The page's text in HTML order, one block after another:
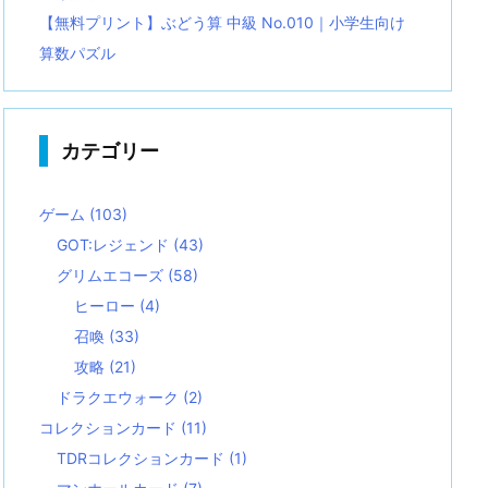
【無料プリント】ぶどう算 中級 No.010｜小学生向け
算数パズル
カテゴリー
ゲーム (103)
GOT:レジェンド (43)
グリムエコーズ (58)
ヒーロー (4)
召喚 (33)
攻略 (21)
ドラクエウォーク (2)
コレクションカード (11)
TDRコレクションカード (1)